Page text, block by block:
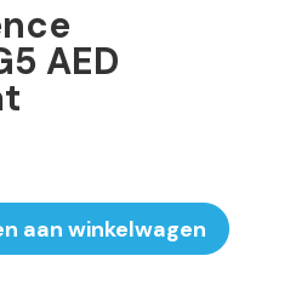
AED
aan winkelwagen